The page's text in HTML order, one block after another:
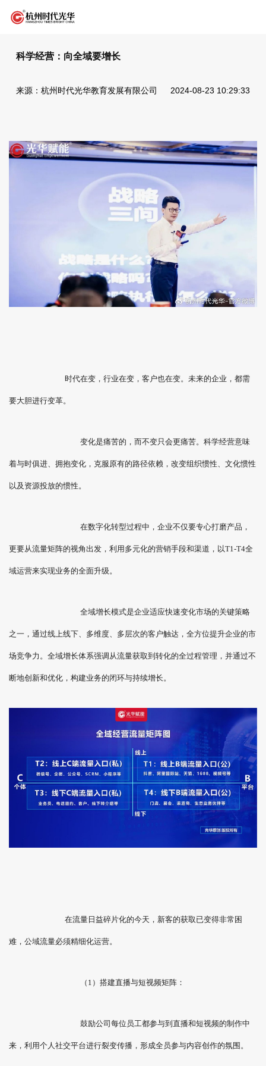
科学经营：向全域要增长
来源：杭州时代光华教育发展有限公司 2024-08-23 10:29:33
时代在变，行业在变，客户也在变。未来的企业，都需
要大胆进行变革。
变化是痛苦的，而不变只会更痛苦。科学经营意味
着与时俱进、拥抱变化，克服原有的路径依赖，改变组织惯性、文化惯性
以及资源投放的惯性。
在数字化转型过程中，企业不仅要专心打磨产品，
更要从流量矩阵的视角出发，利用多元化的营销手段和渠道，以T1-T4全
域运营来实现业务的全面升级。
全域增长模式是企业适应快速变化市场的关键策略
之一，通过线上线下、多维度、多层次的客户触达，全方位提升企业的市
场竞争力。全域增长体系强调从流量获取到转化的全过程管理，并通过不
断地创新和优化，构建业务的闭环与持续增长。
在流量日益碎片化的今天，新客的获取已变得非常困
难，公域流量必须精细化运营。
（1）搭建直播与短视频矩阵：
鼓励公司每位员工都参与到直播和短视频的制作中
来，利用个人社交平台进行裂变传播，形成全员参与内容创作的氛围。